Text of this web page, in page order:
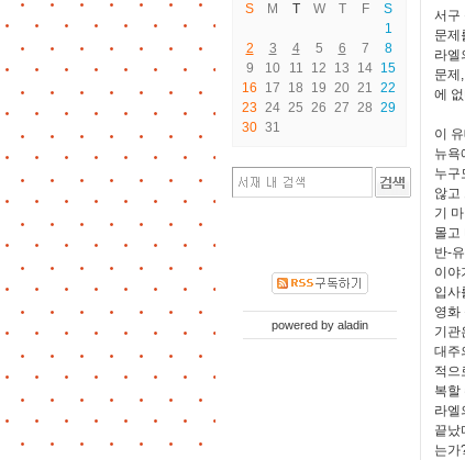
S
M T W T F
S
1
2
3 4 5 6 7
8
9
10 11 12 13 14 15
16
17 18 19 20 21 22
23 24 25 26 27 28 29
30 31
powered by aladin
서구
문제
라엘
문제
에
이
뉴욕
누구
않고
기
몰고
반-
이야
입사
영화
기관
대주
적으
복할
라엘
끝났
는가